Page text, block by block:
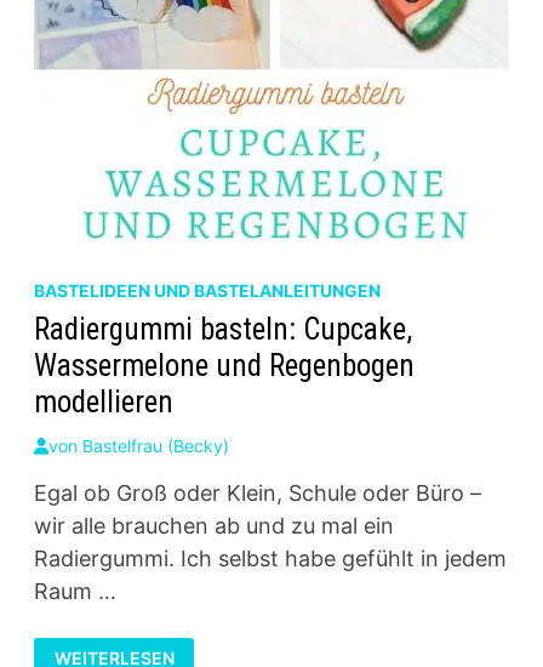
BASTELIDEEN UND BASTELANLEITUNGEN
Radiergummi basteln: Cupcake,
Wassermelone und Regenbogen
modellieren
von Bastelfrau (Becky)
Egal ob Groß oder Klein, Schule oder Büro –
wir alle brauchen ab und zu mal ein
Radiergummi. Ich selbst habe gefühlt in jedem
Raum …
RADIERGUMMI
WEITERLESEN